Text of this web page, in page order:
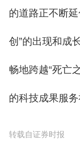
的道路正不断
创”的出现和成
畅地跨越“死亡
的科技成果服
转载自证券时报